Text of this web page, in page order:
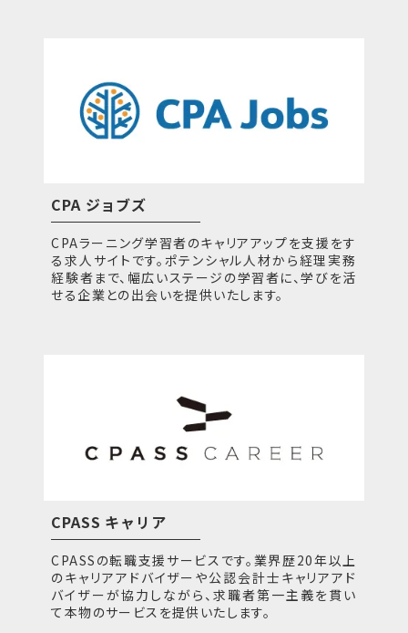
CPA ジョブズ
CPAラーニング学習者のキャリアアップを支援をす
る求人サイトです。ポテンシャル人材から経理実務
経験者まで、幅広いステージの学習者に、学びを活
せる企業との出会いを提供いたします。
CPASS キャリア
CPASSの転職支援サービスです。業界歴20年以上
のキャリアアドバイザーや公認会計士キャリアアド
バイザーが協力しながら、求職者第一主義を貫い
て本物のサービスを提供いたします。